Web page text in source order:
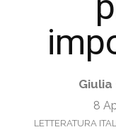
Giulia
8
LETTERATURA